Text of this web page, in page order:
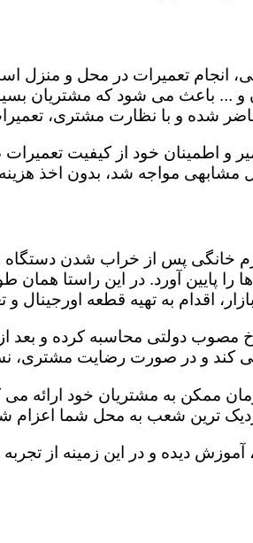
جی، انجام تعمیرات در محل و
باعث می شود که مشتریان
شده و با نظارت مشتری،
و اطمینان خود از کیفیت
مشابهی مواجه شد، بدون اخذ
خانگی پس از خراب شدن
را پایین آورد. در این راستا
اقدام به تهیه قطعه اورجینال
دولتی محاسبه کرده و بعد از
می کند و در صورت رضایت مشتری،
ممکن به مشتریان خود ارائه
ترین شعب به محل شما اعزام
دیده و در این زمینه از